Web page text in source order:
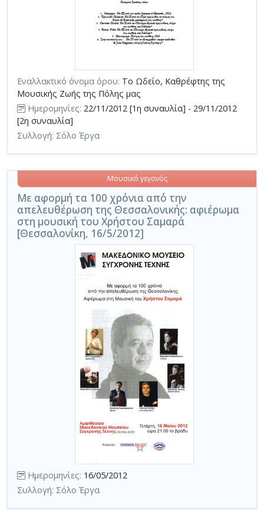
Εναλλακτικό όνομα όρου: Το Ωδείο, Καθρέφτης της
Μουσικής Ζωής της Πόλης μας
Ημερομηνίες: 22/11/2012 [1η συναυλία] - 29/11/2012
[2η συναυλία]
Συλλογή: Σόλο Έργα
Με αφορμή τα 100 χρόνια απ΄ό την
απελευθέρωση της Θεσσαλονικής: αφιέρωμα
στη μουσική του Χρήστου Σαμαρά
[Θεσσαλονίκη, 16/5/2012]
Μουσικό γεγονός
Ημερομηνίες: 16/05/2012
Συλλογή: Σόλο Έργα